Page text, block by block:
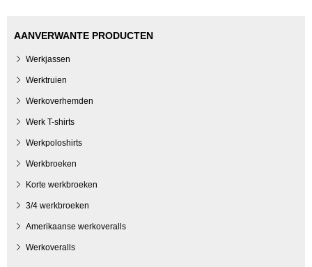
AANVERWANTE PRODUCTEN
Werkjassen
Werktruien
Werkoverhemden
Werk T-shirts
Werkpoloshirts
Werkbroeken
Korte werkbroeken
3/4 werkbroeken
Amerikaanse werkoveralls
Werkoveralls